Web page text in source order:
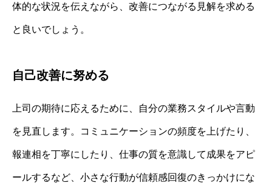
体的な状況を伝えながら、改善につながる見解を求める
と良いでしょう。
自己改善に努める
上司の期待に応えるために、自分の業務スタイルや言動
を見直します。コミュニケーションの頻度を上げたり、
報連相を丁寧にしたり、仕事の質を意識して成果をアピ
ールするなど、小さな行動が信頼感回復のきっかけにな